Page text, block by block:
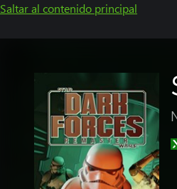
Saltar al contenido principal